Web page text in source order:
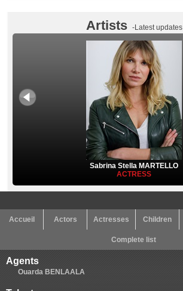
Artists -Latest updates
Sabrina Stella MARTELLO
ACTRESS
Accueil Actors Actresses Children
Complete list
Agents
Ouarda BENLAALA